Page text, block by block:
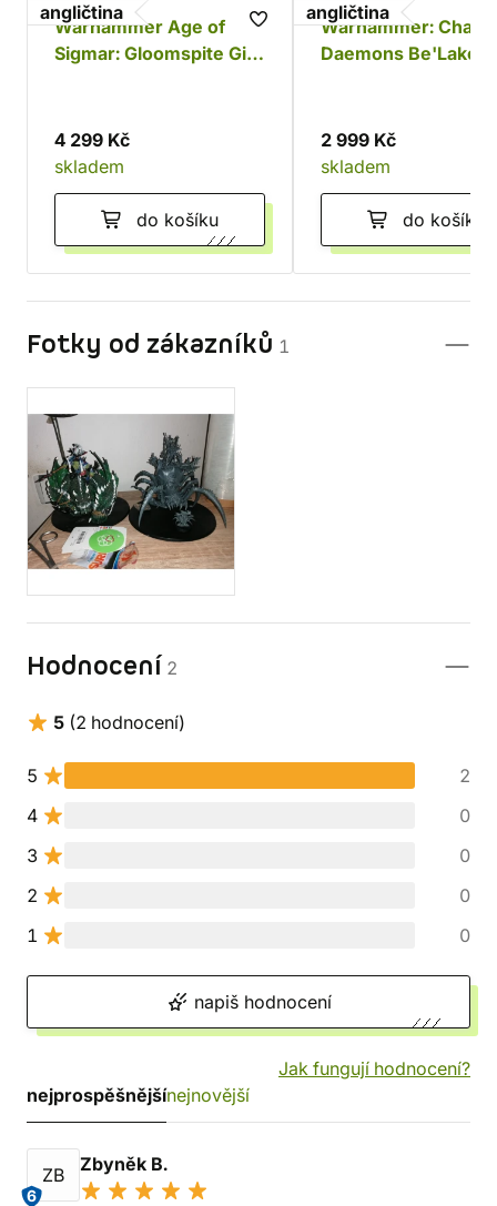
angličtina
Warhammer Age of
Sigmar: Gloomspite Gitz
4 299 Kč
skladem
do košíku
angličtina
Warhammer: Chaos
Daemons Be'Lakor
2 999 Kč
skladem
do košíku
Fotky od zákazníků 1
Hodnocení 2
5 (2 hodnocení)
5
2
4
0
3
0
2
0
1
0
napiš hodnocení
Jak fungují hodnocení?
nejprospěšnějšínejnovější
ZB
6
Zbyněk B.